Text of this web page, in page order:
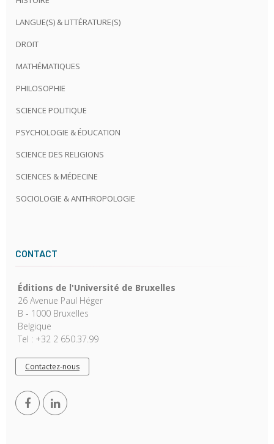
LANGUE(S) & LITTÉRATURE(S)
DROIT
MATHÉMATIQUES
PHILOSOPHIE
SCIENCE POLITIQUE
PSYCHOLOGIE & ÉDUCATION
SCIENCE DES RELIGIONS
SCIENCES & MÉDECINE
SOCIOLOGIE & ANTHROPOLOGIE
CONTACT
Éditions de l'Université de Bruxelles
26 Avenue Paul Héger
B - 1000 Bruxelles
Belgique
Tel : +32 2 650.37.99
Contactez-nous